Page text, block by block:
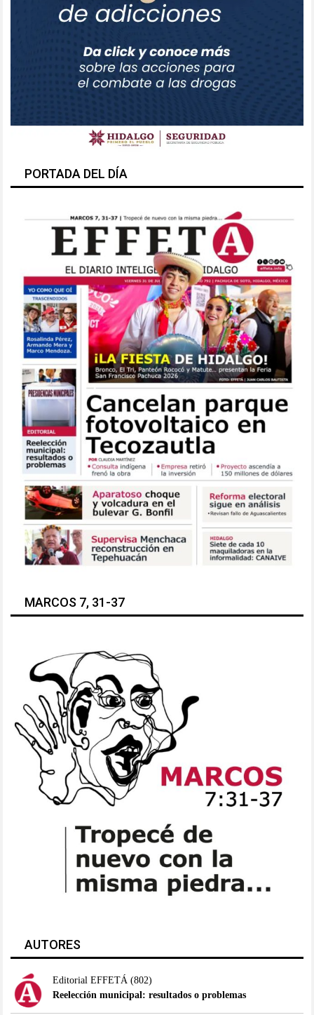
PORTADA DEL DÍA
MARCOS 7, 31-37
AUTORES
Editorial EFFETÁ(802)
Reelección municipal: resultados o problemas